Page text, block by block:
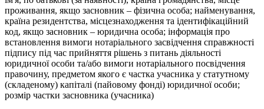
проживання, якщо засновник – фізична особа; найменування,
країна резидентства, місцезнаходження та ідентифікаційний
код, якщо засновник – юридична особа; інформація про
встановлення вимоги нотаріального засвідчення справжності
підпису під час прийняття рішень з питань діяльності
юридичної особи та/або вимоги нотаріального посвідчення
правочину, предметом якого є частка учасника у статутному
(складеному) капіталі (пайовому фонді) юридичної особи;
розмір частки засновника (учасника)